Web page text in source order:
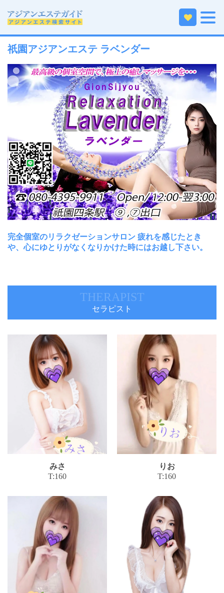
ホーム 近畿エリアのアジアンエステ
京都のアジアンエステ
祇園アジアンエステ ラベンダー
完全個室のリラクゼーションサロン 疲れを感じたとき
や、心にゆとりがなくなりかけた時にはお越し下さい。
THERAPIST
セラピスト
みさ
T:160
りお
T:160